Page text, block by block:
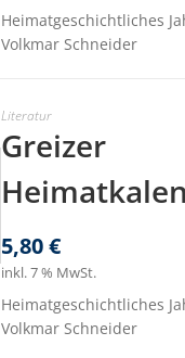
Heimatgeschichtliches
Volkmar Schneider
Literatur
Greizer
5,80€
inkl. 7 % MwSt.
Heimatgeschichtliches
Volkmar Schneider